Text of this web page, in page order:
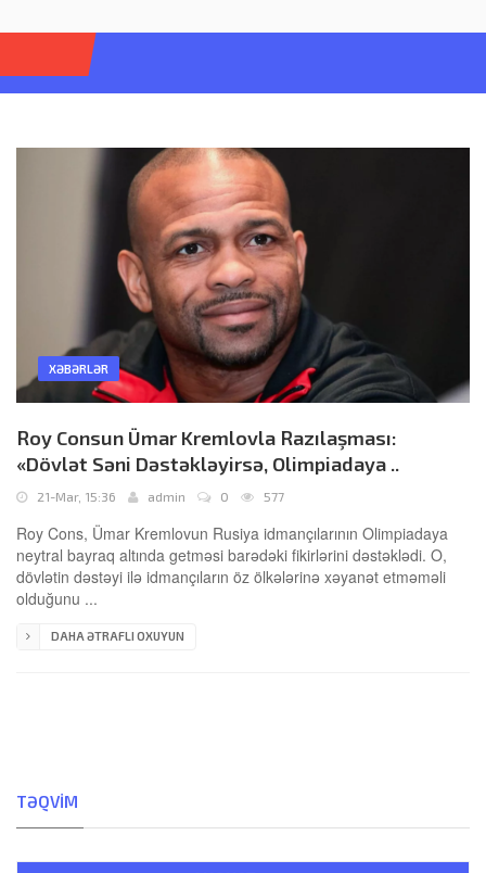
меню
XƏBƏRLƏR
Roy Consun Ümar Kremlovla Razılaşması:
«Dövlət Səni Dəstəkləyirsə, Olimpiadaya ..
21-Mar, 15:36 admin 0 577
Roy Cons, Ümar Kremlovun Rusiya idmançılarının Olimpiadaya
neytral bayraq altında getməsi barədəki fikirlərini dəstəklədi. O,
dövlətin dəstəyi ilə idmançıların öz ölkələrinə xəyanət etməməli
olduğunu ...
DAHA ƏTRAFLI OXUYUN
TƏQVIM